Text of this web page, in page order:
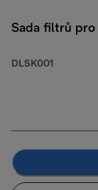
Sada filtrů
DLSK001